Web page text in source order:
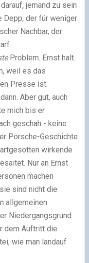
jemand zu sein
Depp, der für weniger
Nachbar, der
Problem. Ernst halt.
weil es das
Presse ist.
Aber gut, auch
mich bis er
geschah - keine
Porsche-Geschichte
wirkende
Nur an Ernst
machen
sind nicht die
allgemeinen
Niedergangsgrund
dem Auftritt die
wie man landauf